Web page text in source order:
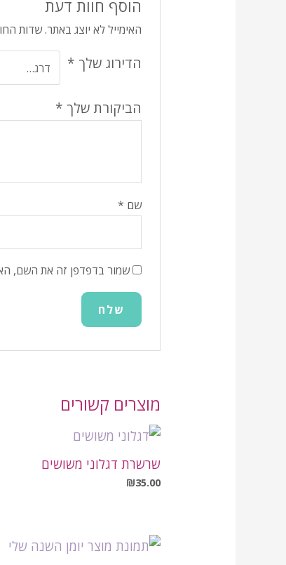
הוסף חוות דעת
האימייל לא יוצג באתר. שדות
הדירוג שלך *
הביקורת שלך *
שם *
שמור בדפדפן זה את השם,
מוצרים קשורים
שרשרת דגלוני משושים
₪35.00